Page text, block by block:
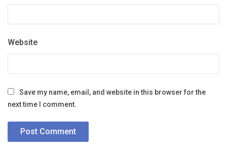
Website
Save my name, email, and website in this browser for the
next time I comment.